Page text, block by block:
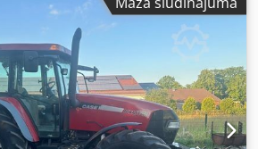
ievieto grāmatu bloku sagatavotā
ar divām līmjierīcēm un gludas līmes
iespēju. Formāts: Bloka augstums: 80
110 – 450 mm Bloka biezums: 2 –
200 – 300 gab./h Jauda: 230V Svars:
Schmedt PraForm 21-50 presēšanas
ar rievu griezēju. Ražots Schmedt,
tehniskā stāvoklī, gatava darbam